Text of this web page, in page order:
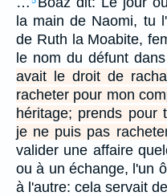
la main de Naomi, tu
de Ruth la Moabite,
le nom du défunt
avait le droit de
racheter pour mon
héritage; prends pour
je ne puis pas
valider une affaire
ou à un échange, l'un
à l'autre: cela servait